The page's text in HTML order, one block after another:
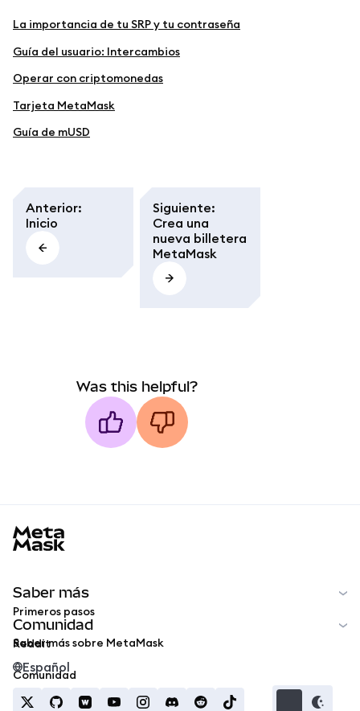
La importancia de tu SRP y tu contraseña
Guía del usuario: Intercambios
Operar con criptomonedas
Tarjeta MetaMask
Guía de mUSD
Anterior:
Inicio
Siguiente:
Crea una
nueva billetera
MetaMask
Was this helpful?
Saber más
Primeros pasos
Saber más sobre MetaMask
Comunidad
Reddit
Comunidad
Español